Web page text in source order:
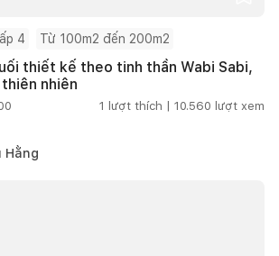
4 Từ 100m2 đến 200m2
thiết kế theo tinh thần Wabi Sabi,
nhiên
1 lượt thích | 10.560 lượt xem
Hằng